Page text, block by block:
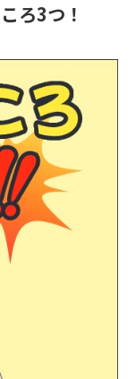
ろ3つ！